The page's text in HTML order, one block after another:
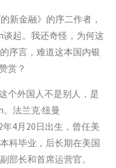
新金融》的序二作者，
谈起。我还奇怪，为何这
序言，难道这本国内银
赏？
个外国人不是别人，是
法兰克·纽曼
年4月20日出生，曾任美
科毕业，后长期在美国
部长和首席运营官。